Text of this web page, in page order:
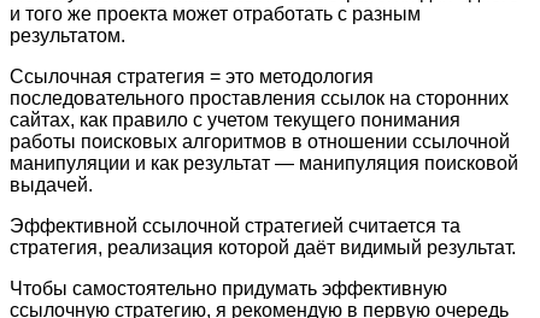
и того же проекта может отработать с разным
результатом.
Ссылочная стратегия = это методология
последовательного проставления ссылок на сторонних
сайтах, как правило с учетом текущего понимания
работы поисковых алгоритмов в отношении ссылочной
манипуляции и как результат — манипуляция поисковой
выдачей.
Эффективной ссылочной стратегией считается та
стратегия, реализация которой даёт видимый результат.
Чтобы самостоятельно придумать эффективную
ссылочную стратегию, я рекомендую в первую очередь